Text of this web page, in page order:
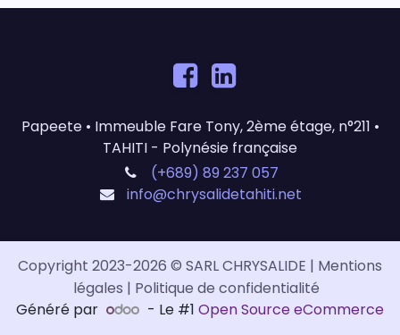
Papeete • Immeuble Fare Tony, 2ème étage, n°211 •
TAHITI - Polynésie française
(+689) 89 237 057
info@chrysalidetahiti.net
Copyright 2023-2026 ​​© SARL CHRYSALIDE | Mentions
légales | Politique de confidentialité
Généré par
- Le #1 Open Source eCommerce